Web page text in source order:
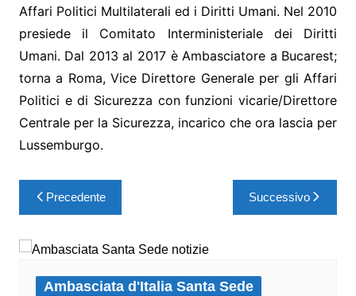
Affari Politici Multilaterali ed i Diritti Umani. Nel 2010
presiede il Comitato Interministeriale dei Diritti
Umani. Dal 2013 al 2017 è Ambasciatore a Bucarest;
torna a Roma, Vice Direttore Generale per gli Affari
Politici e di Sicurezza con funzioni vicarie/Direttore
Centrale per la Sicurezza, incarico che ora lascia per
Lussemburgo.
Precedente Successivo
Ambasciata d'Italia Santa Sede